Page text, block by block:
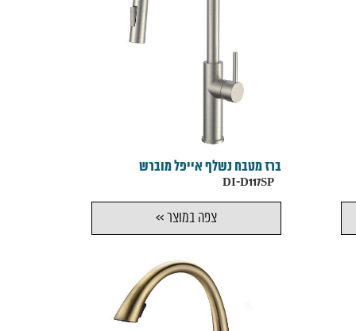
ברז מטבח נשלף אייפל מוברש
DI-D117SP
צפה במוצר >>